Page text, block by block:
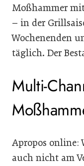
Moßhammer
– in der
Wochenenden
täglich. Der
Multi-
Apropos online:
auch nicht am